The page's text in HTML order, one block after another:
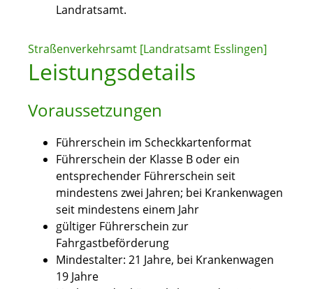
Landratsamt.
Straßenverkehrsamt [Landratsamt Esslingen]
Leistungsdetails
Voraussetzungen
Führerschein im Scheckkartenformat
Führerschein der Klasse B oder ein
entsprechender Führerschein seit
mindestens zwei Jahren; bei Krankenwagen
seit mindestens einem Jahr
gültiger Führerschein zur
Fahrgastbeförderung
Mindestalter: 21 Jahre, bei Krankenwagen
19 Jahre